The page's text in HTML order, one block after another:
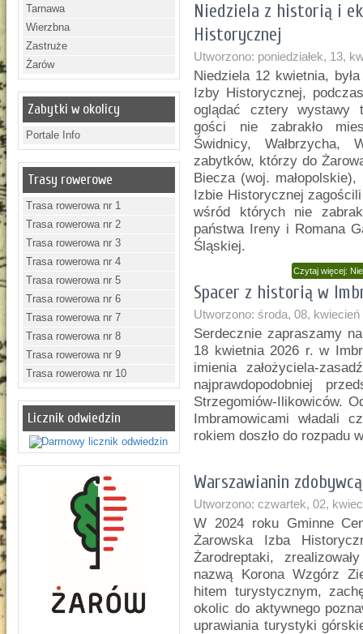
Tarnawa
Wierzbna
Zastruże
Żarów
Zabytki w okolicy
Portale Info
Trasy rowerowe
Trasa rowerowa nr 1
Trasa rowerowa nr 2
Trasa rowerowa nr 3
Trasa rowerowa nr 4
Trasa rowerowa nr 5
Trasa rowerowa nr 6
Trasa rowerowa nr 7
Trasa rowerowa nr 8
Trasa rowerowa nr 9
Trasa rowerowa nr 10
Licznik odwiedzin
Niedziela z historią i
Historycznej
Utworzono: poniedziałek, 13,
Niedziela 12 kwietnia,
Izby Historycznej,
oglądać cztery wystawy
gości nie zabrakło
Świdnicy, Wałbrzycha,
zabytków, którzy do
Biecza (woj.
Izbie Historycznej
wśród których nie
państwa Ireny i Romana
Śląskiej.
Czytaj więcej:
Spacer z historią w
Utworzono: środa, 08, kwiecień
Serdecznie zapraszamy
18 kwietnia 2026 r. w
imienia założyciela-
najprawdopodobniej
Strzegomiów-Ilikowiców.
Imbramowicami władali
rokiem doszło do rozpadu
Warszawianin
Utworzono: czwartek, 02,
W 2024 roku Gminne
Żarowska Izba
Żarodreptaki,
nazwą Korona Wzgórz
hitem turystycznym,
okolic do aktywnego
uprawiania turystyki